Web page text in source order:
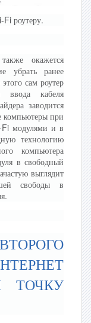
роутеру.
окажется
убрать ранее
сам роутер
ввода кабеля
заводится
компьютеры при
Fi модулями и в
технологию
компьютера
в свободный
выглядит
свободы в
ТОЧКУ